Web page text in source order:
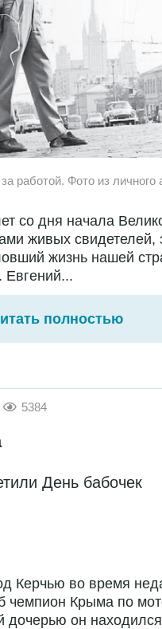
работой. Фото из личного
со дня начала
живых свидетелей,
жизнь нашей
Евгений...
полностью
5384
День бабочек
Керчью во время
чемпион Крыма по
дочерью он